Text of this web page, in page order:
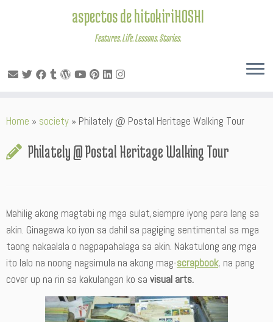
to
aspectos de hitokiriHOSHI
Features. Life. Lessons. Stories.
Home » society » Philately @ Postal Heritage Walking Tour
Philately @ Postal Heritage Walking Tour
Mahilig akong magtabi ng mga sulat,siempre iyong para lang sa
akin. Ginagawa ko iyon sa dahil sa pagiging sentimental sa mga
taong nakaalala o nagpapahalaga sa akin. Nakatulong ang mga
ito lalo na noong nagsimula na akong mag-scrapbook, na pang
cover up na rin sa kakulangan ko sa visual arts.